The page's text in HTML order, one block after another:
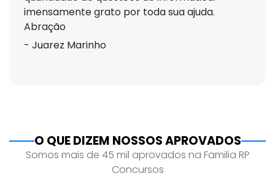
imensamente grato por toda sua ajuda.
Abração
- Juarez Marinho
O QUE DIZEM NOSSOS APROVADOS
Somos mais de 45 mil aprovados na Familia RP
Concursos